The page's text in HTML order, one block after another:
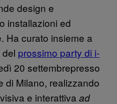
design e
installazioni ed
Ha curato insieme a
prossimo party di i-
20 settembrepresso
di Milano, realizzando
e interattiva ad